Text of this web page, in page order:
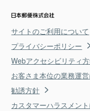
サイトのご利用について
プライバシーポリシー
Webアクセシビリティ
お客さま本位の業務運
勧誘方針
カスタマーハラスメン